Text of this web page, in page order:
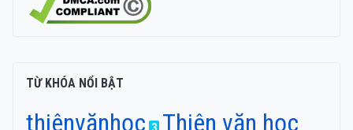
TỪ KHÓA NỔI BẬT
thiênvănhọc
Thiên văn học